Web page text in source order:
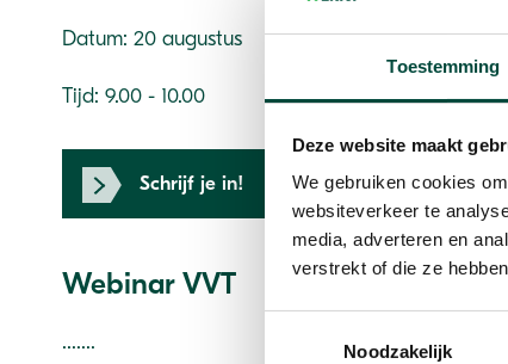
Toestemming
Deze website maakt
We gebruiken cookies
websiteverkeer te
media, adverteren en
verstrekt of die ze
Noodzakelijk
Datum: 20 augustus
Tijd: 9.00 - 10.00
Schrijf je in!
Webinar VVT
.......